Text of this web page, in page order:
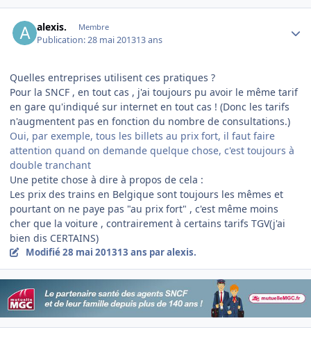
alexis. Membre
Publication:28 mai 201313 ans
Quelles entreprises utilisent ces pratiques ?
Pour la SNCF , en tout cas , j'ai toujours pu avoir le même tarif
en gare qu'indiqué sur internet en tout cas ! (Donc les tarifs
n'augmentent pas en fonction du nombre de consultations.)
Oui, par exemple, tous les billets au prix fort, il faut faire
attention quand on demande quelque chose, c'est toujours à
double tranchant
Une petite chose à dire à propos de cela :
Les prix des trains en Belgique sont toujours les mêmes et
pourtant on ne paye pas "au prix fort" , c'est même moins
cher que la voiture , contrairement à certains tarifs TGV(j'ai
bien dis CERTAINS)
Modifié28 mai 201313 ans par alexis.